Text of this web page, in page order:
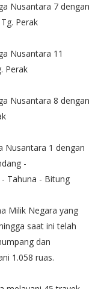
Nusantara 7 dengan
Perak
Nusantara 11
Perak
Nusantara 8 dengan
Nusantara 1 dengan
-
Tahuna - Bitung
Milik Negara yang
saat ini telah
dan
1.058 ruas.